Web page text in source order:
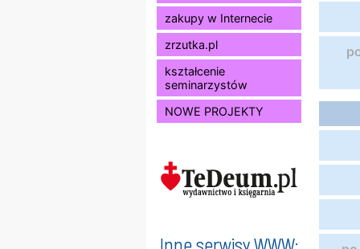
zakupy w Internecie
zrzutka.pl
kształcenie
seminarzystów
NOWE PROJEKTY